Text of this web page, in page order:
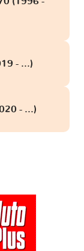
- ...)
- ...)